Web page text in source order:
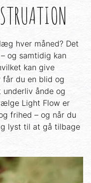
hver måned? Det
og samtidig kan
kan give
får du en blid og
ånde og
Light Flow er
frihed – og når du
lyst til at gå tilbage